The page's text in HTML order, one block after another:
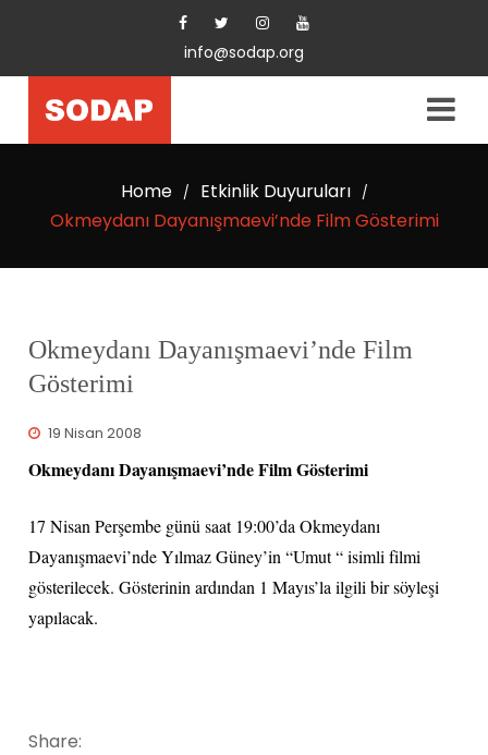
info@sodap.org
Home / Etkinlik Duyuruları /
Okmeydanı Dayanışmaevi’nde Film Gösterimi
Okmeydanı Dayanışmaevi’nde Film
Gösterimi
19 Nisan 2008
Okmeydanı Dayanışmaevi’nde Film Gösterimi
17 Nisan Perşembe günü saat 19:00’da Okmeydanı
Dayanışmaevi’nde Yılmaz Güney’in “Umut “ isimli filmi
gösterilecek. Gösterinin ardından 1 Mayıs’la ilgili bir söyleşi
yapılacak.
Share: